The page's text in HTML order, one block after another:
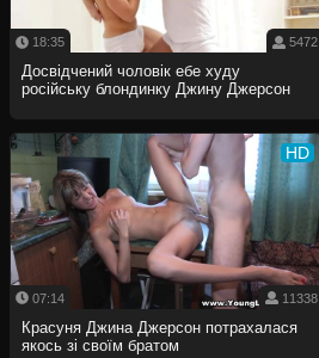
5472
18:35
Досвідчений чоловік ебе худу
російську блондинку Джину Джерсон
HD
11338
07:14
Красуня Джина Джерсон потрахалася
якось зі своїм братом